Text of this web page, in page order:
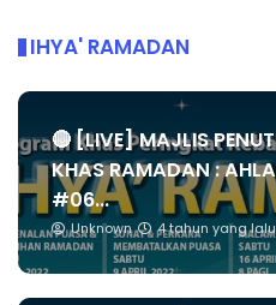
IHYA' RAMADAN
🔴 [LIVE] MAJLIS
KHAS RAMADAN :
#06...
Unknown 4 tahun yang lalu